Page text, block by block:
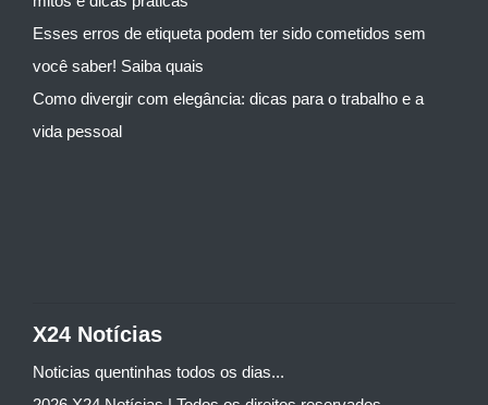
Esses erros de etiqueta podem ter sido cometidos sem
você saber! Saiba quais
Como divergir com elegância: dicas para o trabalho e a
vida pessoal
X24 Notícias
Noticias quentinhas todos os dias...